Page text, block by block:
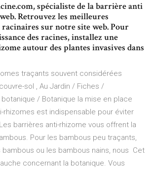
spécialiste de la barrière anti
Retrouvez les meilleures
sur notre site web. Pour
des racines, installez une
autour des plantes invasives dans
traçants souvent considérées
sol , Au Jardin / Fiches /
botanique / Botanique la mise en place
rhizomes est indispensable pour éviter
barrières anti-rhizome vous offrent la
Pour les bambous peu traçants,
ou les bambous nains, nous Cet
concernant la botanique. Vous